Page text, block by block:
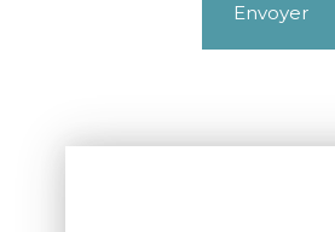
Envoyer